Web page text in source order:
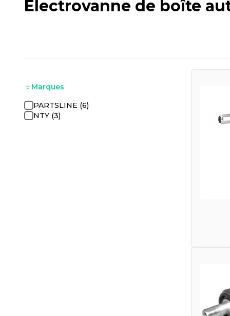
Electrovanne de boîte
Marques
PARTSLINE (6)
NTY (3)